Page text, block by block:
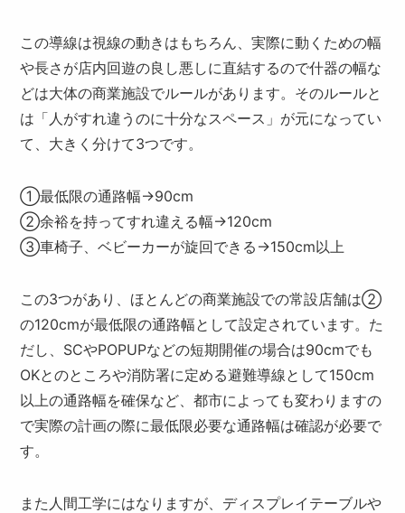
この導線は視線の動きはもちろん、実際に動くための幅
や長さが店内回遊の良し悪しに直結するので什器の幅な
どは大体の商業施設でルールがあります。そのルールと
は「人がすれ違うのに十分なスペース」が元になってい
て、大きく分けて3つです。
①最低限の通路幅→90cm
②余裕を持ってすれ違える幅→120cm
③車椅子、ベビーカーが旋回できる→150cm以上
この3つがあり、ほとんどの商業施設での常設店舗は②
の120cmが最低限の通路幅として設定されています。た
だし、SCやPOPUPなどの短期開催の場合は90cmでも
OKとのところや消防署に定める避難導線として150cm
以上の通路幅を確保など、都市によっても変わりますの
で実際の計画の際に最低限必要な通路幅は確認が必要で
す。
また人間工学にはなりますが、ディスプレイテーブルや